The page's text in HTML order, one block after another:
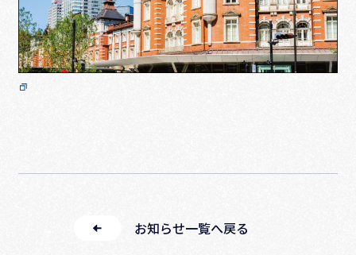
お知らせ一覧へ戻る